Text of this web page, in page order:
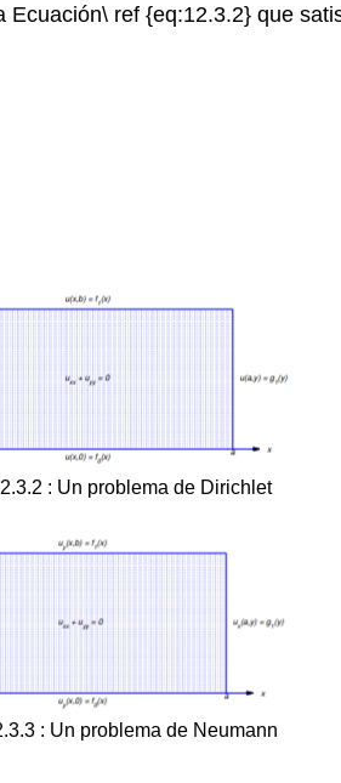
ref {eq:12.3.2} que
: Un problema de Dirichlet
: Un problema de Neumann